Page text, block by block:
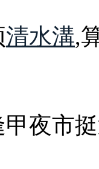
清水溝,
甲夜市